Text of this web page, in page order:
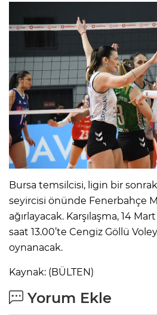
Bursa temsilcisi, ligin bir
seyircisi önünde Fenerbahçe
ağırlayacak. Karşılaşma, 14
saat 13.00’te Cengiz Göllü
oynanacak.
Kaynak: (BÜLTEN)
Yorum Ekle